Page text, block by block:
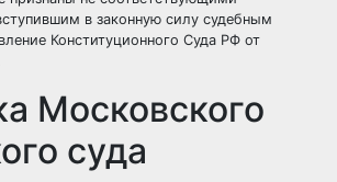
в законную силу судебным
Конституционного Суда РФ от
Московского
суда